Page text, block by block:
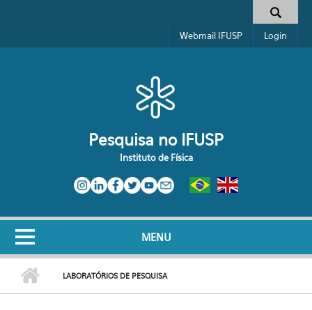
Formulário de busca
Webmail IFUSP Login
Pesquisa no IFUSP
Instituto de Física
MENU
LABORATÓRIOS DE PESQUISA